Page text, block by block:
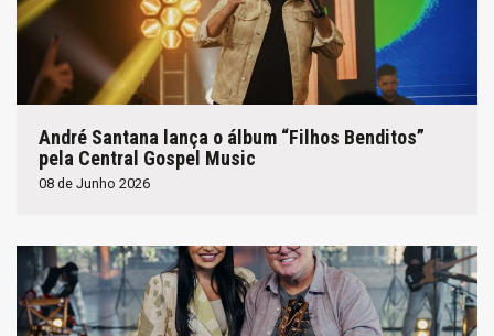
André Santana lança o álbum “Filhos Benditos”
pela Central Gospel Music
08 de Junho 2026